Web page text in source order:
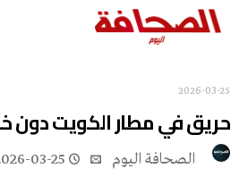
2026-03-25
حريق في مطار الكويت دون
03-25